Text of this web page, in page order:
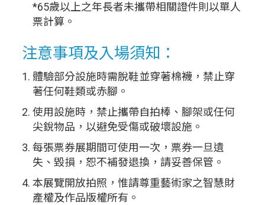
*65歲以上之年長者未攜帶相關證件則以單人
票計算。
注意事項及入場須知：
體驗部分設施時需脫鞋並穿著棉襪，禁止穿
著任何鞋類或赤腳。
使用設施時，禁止攜帶自拍棒、腳架或任何
尖銳物品，以避免受傷或破壞設施。
每張票券展期間可使用一次，票券一旦遺
失、毀損，恕不補發退換，請妥善保管。
本展覽開放拍照，惟請尊重藝術家之智慧財
產權及作品版權所有。